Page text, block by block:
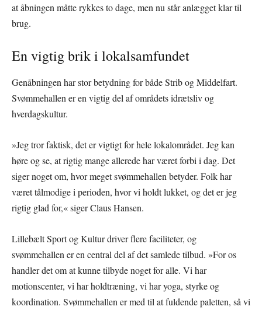
at åbningen måtte rykkes to dage, men nu står anlægget klar til
brug.
En vigtig brik i lokalsamfundet
Genåbningen har stor betydning for både Strib og Middelfart.
Svømmehallen er en vigtig del af områdets idrætsliv og
hverdagskultur.
»Jeg tror faktisk, det er vigtigt for hele lokalområdet. Jeg kan
høre og se, at rigtig mange allerede har været forbi i dag. Det
siger noget om, hvor meget svømmehallen betyder. Folk har
været tålmodige i perioden, hvor vi holdt lukket, og det er jeg
rigtig glad for,« siger Claus Hansen.
Lillebælt Sport og Kultur driver flere faciliteter, og
svømmehallen er en central del af det samlede tilbud. »For os
handler det om at kunne tilbyde noget for alle. Vi har
motionscenter, vi har holdtræning, vi har yoga, styrke og
koordination. Svømmehallen er med til at fuldende paletten, så vi